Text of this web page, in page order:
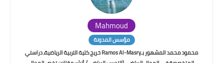
Mahmoud
مؤسس المدونة
محمود محمد المشهور بـRamos Al-Masry خريج كلية التربية الرياضية، دراستي